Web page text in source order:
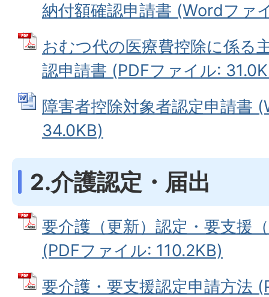
納付額確認申請書 (Wordファ
おむつ代の医療費控除に係る
認申請書 (PDFファイル:
障害者控除対象者認定申請書
34.0KB)
2.介護認定・届出
要介護（更新）認定・要支援
(PDFファイル: 110.2KB)
要介護・要支援認定申請方法